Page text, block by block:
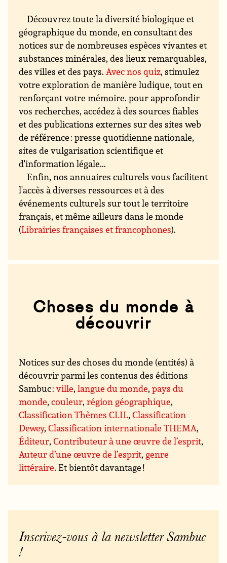
Découvrez toute la diversité biologique et
géographique du monde, en consultant des
notices sur de nombreuses espèces vivantes et
substances minérales, des lieux remarquables,
des villes et des pays. Avec nos quiz, stimulez
votre exploration de manière ludique, tout en
renforçant votre mémoire. pour approfondir
vos recherches, accédez à des sources fiables
et des publications externes sur des sites web
de référence : presse quotidienne nationale,
sites de vulgarisation scientifique et
d'information légale...
Enfin, nos annuaires culturels vous facilitent
l'accès à diverses ressources et à des
événements culturels sur tout le territoire
français, et même ailleurs dans le monde
(Librairies françaises et francophones).
Choses du monde à
découvrir
Notices sur des choses du monde (entités) à
découvrir parmi les contenus des éditions
Sambuc :ville,langue du monde,pays du
monde,couleur,région géographique,
Classification Thèmes CLIL,Classification
Dewey,Classification internationale THEMA,
Éditeur,Contributeur à une œuvre de l’esprit,
Auteur d’une œuvre de l’esprit, genre
littéraire. Et bientôt davantage !
Inscrivez-vous à la newsletter Sambuc
!